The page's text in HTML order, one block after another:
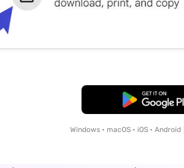
ดาวน์โหลดฟ
Windows • macOS • iOS • Android